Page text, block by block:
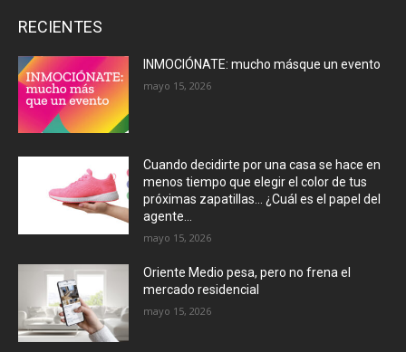
RECIENTES
INMOCIÓNATE: mucho másque un evento
mayo 15, 2026
Cuando decidirte por una casa se hace en
menos tiempo que elegir el color de tus
próximas zapatillas… ¿Cuál es el papel del
agente...
mayo 15, 2026
Oriente Medio pesa, pero no frena el
mercado residencial
mayo 15, 2026